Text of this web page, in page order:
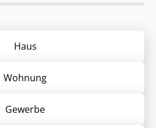
Haus
Wohnung
Gewerbe